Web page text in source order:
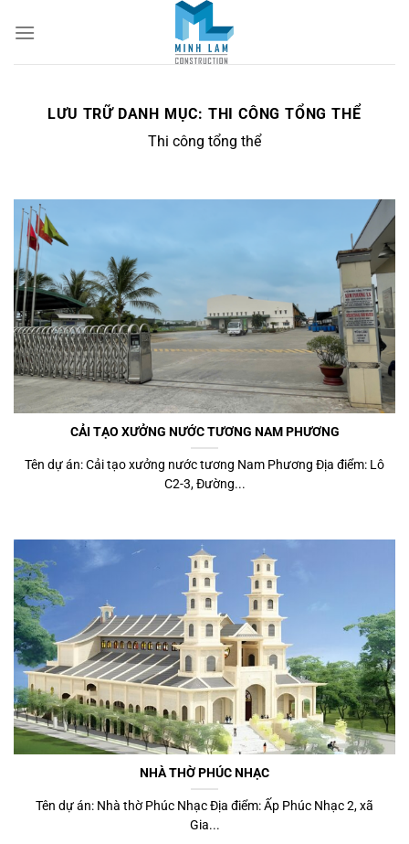
qua
LƯU TRỮ DANH MỤC: THI CÔNG TỔNG THỂ
Thi công tổng thể
CẢI TẠO XƯỞNG NƯỚC TƯƠNG NAM PHƯƠNG
Tên dự án: Cải tạo xưởng nước tương Nam Phương Địa điểm: Lô
C2-3, Đường...
NHÀ THỜ PHÚC NHẠC
Tên dự án: Nhà thờ Phúc Nhạc Địa điểm: Ấp Phúc Nhạc 2, xã
Gia...